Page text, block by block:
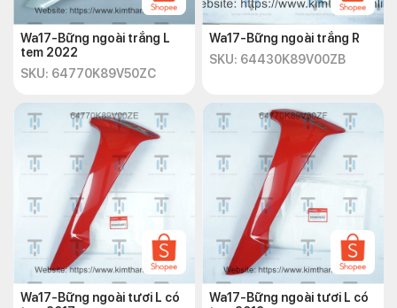
Wa17-Bững ngoài trắng L
tem 2022
SKU: 64770K89V50ZC
Wa17-Bững ngoài trắng R
SKU: 64430K89V00ZB
Wa17-Bững ngoài tươi L có
Wa17-Bững ngoài tươi L có